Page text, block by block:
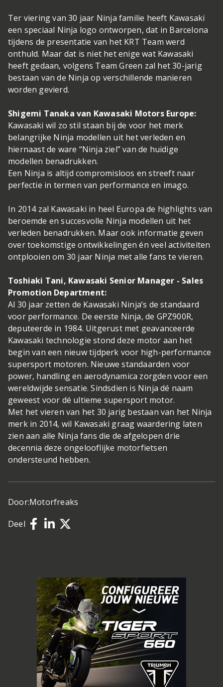
Ter viering van 30 jaar Ninja familie heeft Kawasaki
een speciaal Ninja logo ontworpen, dat in Barcelona
tijdens de presentatie van het KRT Team werd
onthuld. Maar dat is niet het enige wat Kawasaki
heeft gedaan, volgens Team Green zal het 30-jarig
bestaan van de Ninja op verschillende manieren
worden gevierd.
Shigemi Tanaka van Kawasaki Motors Europe:
Kawasaki wil zo stil staan bij de voor het merk
belangrijke Ninja modellen uit het verleden en
hiernaast de ware “Ninja ziel” van de huidige
modellen benadrukken.
Een Ninja is altijd compromisloos en streeft naar
perfectie in termen van performance en imago.
In 2014 zal Kawasaki in heel Europa de highlights van
beroemde en succesvolle Ninja modellen uit het
verleden benadrukken. Maar ook informatie geven
over toekomstige ontwikkelingen én veel activiteiten
ontplooien om 30 jaar Ninja met alle fans te vieren.
Toshiaki Tani, Kawasaki Senior Manager - Sales
Promotion Department:
Al 30 jaar zetten de Kawasaki Ninja’s de standaard
voor performance. De eerste Ninja, de GPZ900R,
deputeerde in 1984. Uitgerust met geavanceerde
Kawasaki technologie stond deze motor aan het
begin van een nieuw tijdperk voor high-performance
supersport motoren. Nieuwe standaarden voor
power, handling en aerodynamica zorgden voor een
wereldwijde sensatie. Sindsdien is Ninja dé naam
geweest voor dé ultieme supersport motor.
Met het vieren van het 30 jarig bestaan van het Ninja
merk in 2014, wil Kawasaki graag waardering laten
zien aan alle Ninja fans die de afgelopen drie
decennia deze ongelooflijke motorfietsen
ondersteund hebben.
Door:Motorfreaks
Deel